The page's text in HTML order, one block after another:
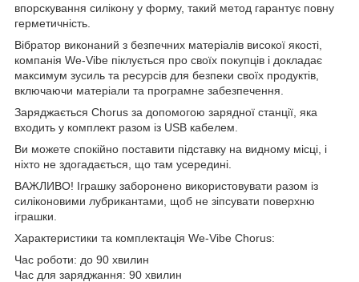
впорскування силікону у форму, такий метод гарантує повну
герметичність.
Вібратор виконаний з безпечних матеріалів високої якості,
компанія We-Vibe піклується про своїх покупців і докладає
максимум зусиль та ресурсів для безпеки своїх продуктів,
включаючи матеріали та програмне забезпечення.
Заряджається Chorus за допомогою зарядної станції, яка
входить у комплект разом із USB кабелем.
Ви можете спокійно поставити підставку на видному місці, і
ніхто не здогадається, що там усередині.
ВАЖЛИВО! Іграшку заборонено використовувати разом із
силіконовими лубрикантами, щоб не зіпсувати поверхню
іграшки.
Характеристики та комплектація We-Vibe Chorus:
Час роботи: до 90 хвилин
Час для заряджання: 90 хвилин